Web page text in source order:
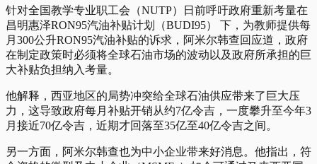
针对全国教学专业职工会（NUTP）日前呼吁政府重新考量在
昌明惠泽RON95汽油补贴计划（BUDI95） 下，为教师提供每
月300公升RON95汽油补贴的诉求，阿米尔韩查回应道，政府
在制定政策时必须将全球石油市场的波动以及政府所承担的巨
大补贴负担纳入考量。
他解释，西亚地区的局势冲突给全球石油供应带来了巨大压
力，这导致政府每月补贴开销从约7亿令吉，一度攀升至今年3
月接近70亿令吉，近期才回落至35亿至40亿令吉之间。
另一方面，阿米尔韩查也为中小企业带来好消息。他指出，符